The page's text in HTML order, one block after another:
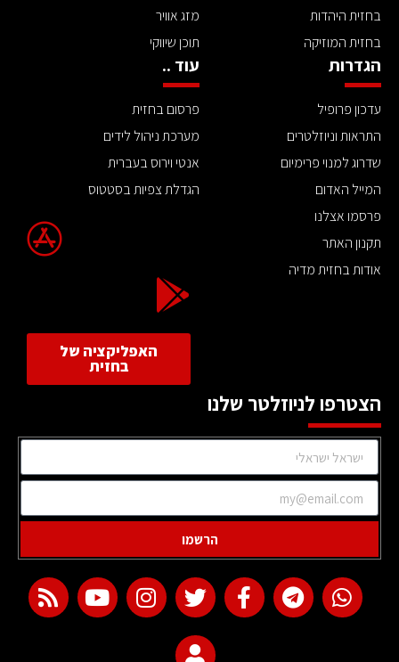
בחזית היהדות
בחזית המוזיקה
מזג אוויר
תוכן שיווקי
הגדרות
עדכון פרופיל
התראות וניוזלטרים
שדרוג למנוי פרימיום
המייל האדום
פרסמו אצלנו
תקנון האתר
אודות בחזית מדיה
עוד ..
פרסום בחזית
מערכת ניהול לידים
אנטי וירוס בעברית
הגדלת צפיות בסטטוס
האפליקציה של
בחזית
הצטרפו לניוזלטר שלנו
הרשמו